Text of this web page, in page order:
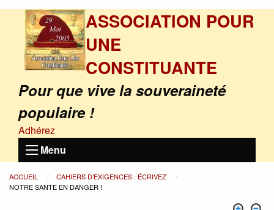
ASSOCIATION POUR
UNE
CONSTITUANTE
Pour que vive la souveraineté
populaire !
Adhérez
Menu
ACCUEIL
CAHIERS D’EXIGENCES : ÉCRIVEZ
NOTRE SANTE EN DANGER !